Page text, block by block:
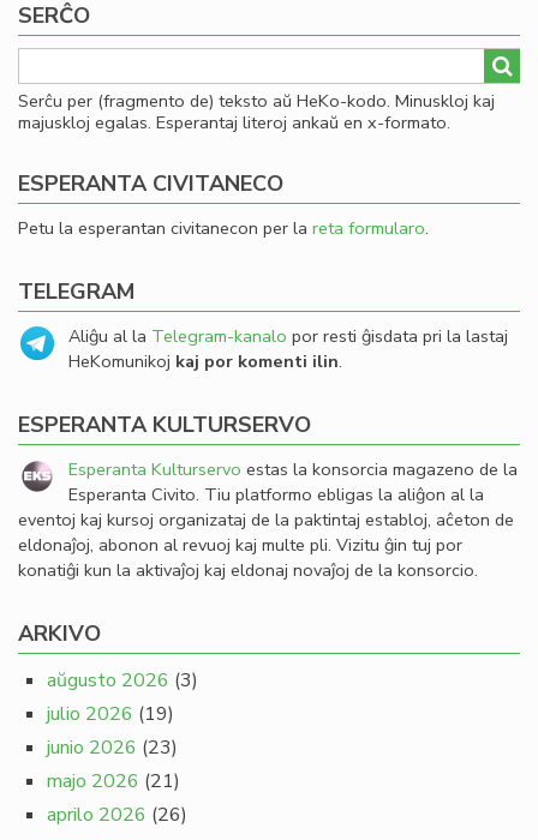
SERĈO
Serĉu per (fragmento de) teksto aŭ HeKo-kodo. Minuskloj kaj
majuskloj egalas. Esperantaj literoj ankaŭ en x-formato.
ESPERANTA CIVITANECO
Petu la esperantan civitanecon per la reta formularo.
TELEGRAM
Aliĝu al la Telegram-kanalo por resti ĝisdata pri la lastaj
HeKomunikoj kaj por komenti ilin.
ESPERANTA KULTURSERVO
Esperanta Kulturservo estas la konsorcia magazeno de la
Esperanta Civito. Tiu platformo ebligas la aliĝon al la
eventoj kaj kursoj organizataj de la paktintaj establoj, aĉeton de
eldonaĵoj, abonon al revuoj kaj multe pli. Vizitu ĝin tuj por
konatiĝi kun la aktivaĵoj kaj eldonaj novaĵoj de la konsorcio.
ARKIVO
aŭgusto 2026 (3)
julio 2026 (19)
junio 2026 (23)
majo 2026 (21)
aprilo 2026 (26)